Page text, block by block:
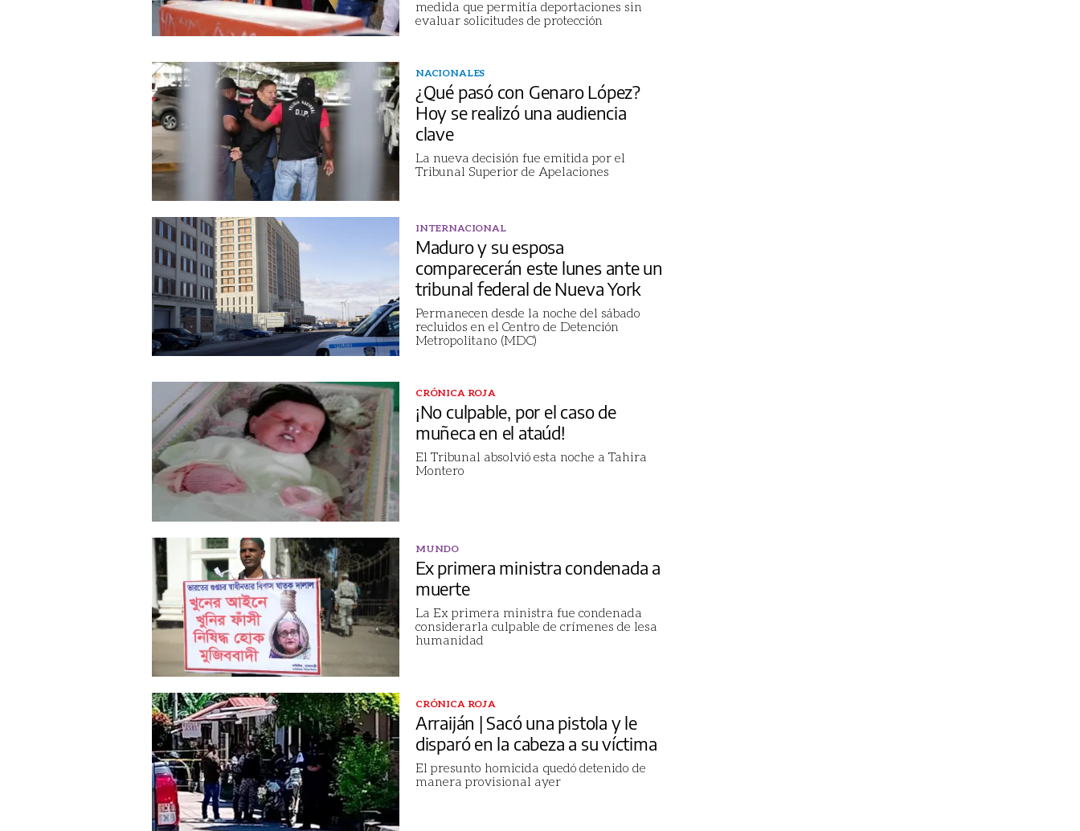
medida que permitía deportaciones sin
evaluar solicitudes de protección
NACIONALES
¿Qué pasó con Genaro López?
Hoy se realizó una audiencia
clave
La nueva decisión fue emitida por el
Tribunal Superior de Apelaciones
INTERNACIONAL
Maduro y su esposa
comparecerán este lunes ante un
tribunal federal de Nueva York
Permanecen desde la noche del sábado
recluidos en el Centro de Detención
Metropolitano (MDC)
CRÓNICA ROJA
¡No culpable, por el caso de
muñeca en el ataúd!
El Tribunal absolvió esta noche a Tahira
Montero
MUNDO
Ex primera ministra condenada a
muerte
La Ex primera ministra fue condenada
considerarla culpable de crímenes de lesa
humanidad
CRÓNICA ROJA
Arraiján | Sacó una pistola y le
disparó en la cabeza a su víctima
El presunto homicida quedó detenido de
manera provisional ayer